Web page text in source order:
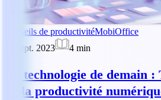
Conseils de productivitéMobiOffice
29 sept. 2023
4 min
La technologie de demain
de la productivité